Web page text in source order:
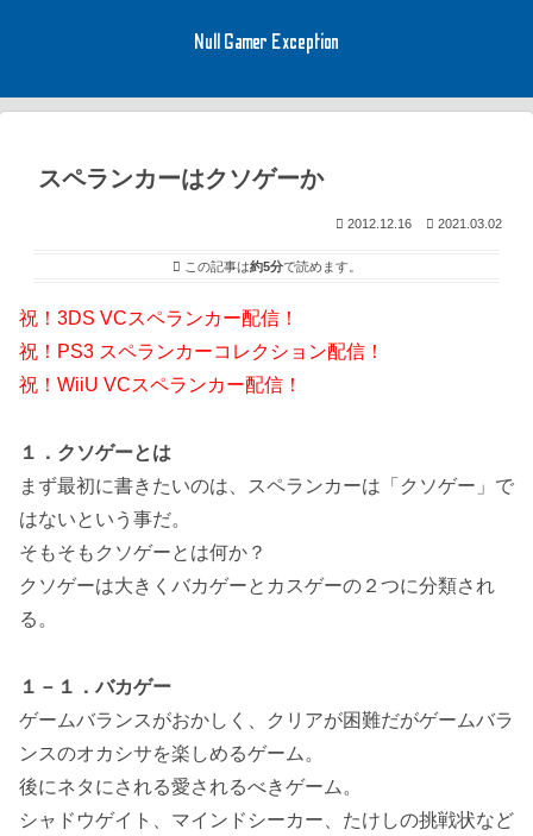
Null Gamer Exception
スペランカーはクソゲーか
2012.12.16 2021.03.02
この記事は約5分で読めます。
祝！3DS VCスペランカー配信！
祝！PS3 スペランカーコレクション配信！
祝！WiiU VCスペランカー配信！
１．クソゲーとは
まず最初に書きたいのは、スペランカーは「クソゲー」で
はないという事だ。
そもそもクソゲーとは何か？
クソゲーは大きくバカゲーとカスゲーの２つに分類され
る。
１－１．バカゲー
ゲームバランスがおかしく、クリアが困難だがゲームバラ
ンスのオカシサを楽しめるゲーム。
後にネタにされる愛されるべきゲーム。
シャドウゲイト、マインドシーカー、たけしの挑戦状など